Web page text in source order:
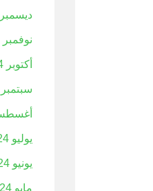
ديسمبر 2024
نوفمبر 2024
أكتوبر 2024
سبتمبر 2024
أغسطس
يوليو 2024
يونيو 2024
مايو 2024